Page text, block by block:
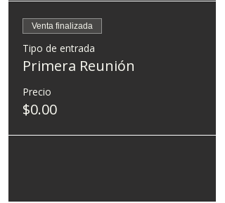
Venta finalizada
Tipo de entrada
Primera Reunión
Precio
$0.00